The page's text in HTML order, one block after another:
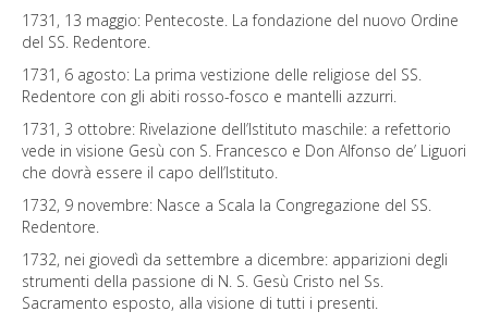
1731, 13 maggio: Pentecoste. La fondazione del nuovo Ordine
del SS. Redentore.
1731, 6 agosto: La prima vestizione delle religiose del SS.
Redentore con gli abiti rosso-fosco e mantelli azzurri.
1731, 3 ottobre: Rivelazione dell’Istituto maschile: a refettorio
vede in visione Gesù con S. Francesco e Don Alfonso de’ Liguori
che dovrà essere il capo dell’Istituto.
1732, 9 novembre: Nasce a Scala la Congregazione del SS.
Redentore.
1732, nei giovedì da settembre a dicembre: apparizioni degli
strumenti della passione di N. S. Gesù Cristo nel Ss.
Sacramento esposto, alla visione di tutti i presenti.